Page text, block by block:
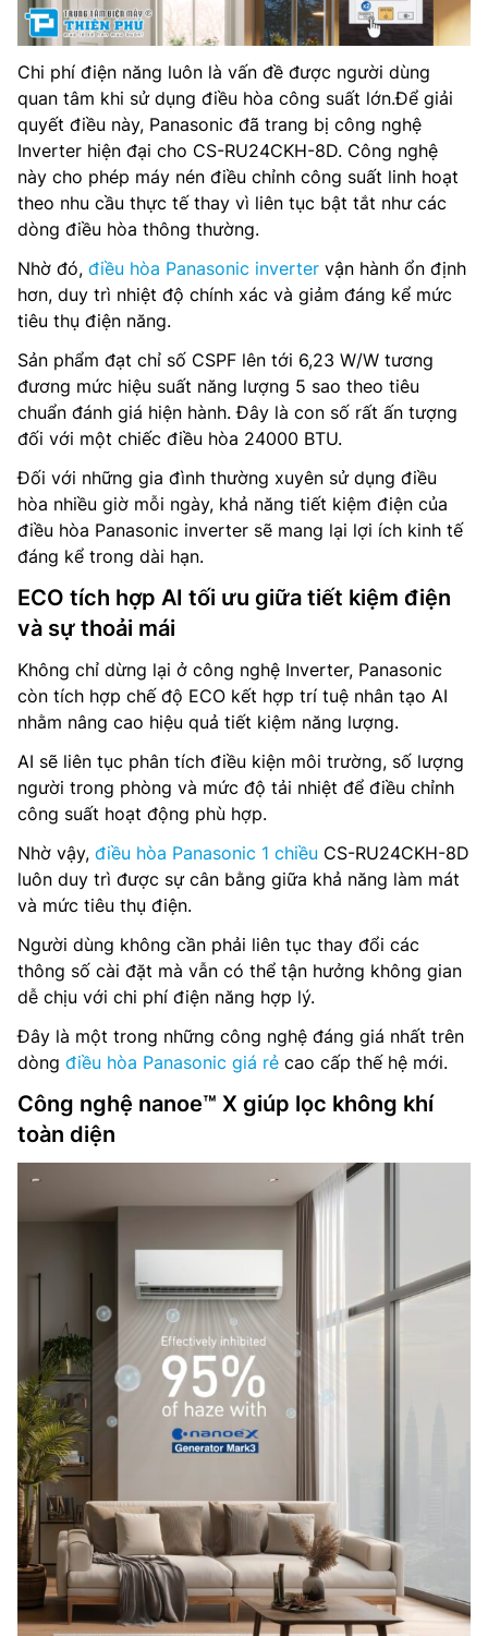
Chi phí điện năng luôn là vấn đề được người dùng
quan tâm khi sử dụng điều hòa công suất lớn.Để giải
quyết điều này, Panasonic đã trang bị công nghệ
Inverter hiện đại cho CS-RU24CKH-8D. Công nghệ
này cho phép máy nén điều chỉnh công suất linh hoạt
theo nhu cầu thực tế thay vì liên tục bật tắt như các
dòng điều hòa thông thường.
Nhờ đó, điều hòa Panasonic inverter vận hành ổn định
hơn, duy trì nhiệt độ chính xác và giảm đáng kể mức
tiêu thụ điện năng.
Sản phẩm đạt chỉ số CSPF lên tới 6,23 W/W tương
đương mức hiệu suất năng lượng 5 sao theo tiêu
chuẩn đánh giá hiện hành. Đây là con số rất ấn tượng
đối với một chiếc điều hòa 24000 BTU.
Đối với những gia đình thường xuyên sử dụng điều
hòa nhiều giờ mỗi ngày, khả năng tiết kiệm điện của
điều hòa Panasonic inverter sẽ mang lại lợi ích kinh tế
đáng kể trong dài hạn.
ECO tích hợp AI tối ưu giữa tiết kiệm điện
và sự thoải mái
Không chỉ dừng lại ở công nghệ Inverter, Panasonic
còn tích hợp chế độ ECO kết hợp trí tuệ nhân tạo AI
nhằm nâng cao hiệu quả tiết kiệm năng lượng.
AI sẽ liên tục phân tích điều kiện môi trường, số lượng
người trong phòng và mức độ tải nhiệt để điều chỉnh
công suất hoạt động phù hợp.
Nhờ vậy, điều hòa Panasonic 1 chiều CS-RU24CKH-8D
luôn duy trì được sự cân bằng giữa khả năng làm mát
và mức tiêu thụ điện.
Người dùng không cần phải liên tục thay đổi các
thông số cài đặt mà vẫn có thể tận hưởng không gian
dễ chịu với chi phí điện năng hợp lý.
Đây là một trong những công nghệ đáng giá nhất trên
dòng điều hòa Panasonic giá rẻ cao cấp thế hệ mới.
Công nghệ nanoe™ X giúp lọc không khí
toàn diện